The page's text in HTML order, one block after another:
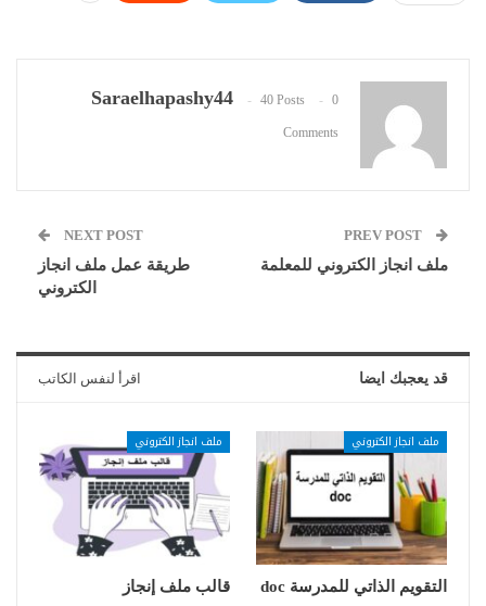
Saraelhapashy44 40 Posts 0
Comments
ملف انجاز الكتروني للمعلمة
NEXT POST
طريقة عمل ملف انجاز
الكتروني
قد يعجبك ايضا اقرأ لنفس الكاتب
ملف انجاز الكتروني
التقويم الذاتي للمدرسة doc
ملف انجاز الكتروني
قالب ملف إنجاز